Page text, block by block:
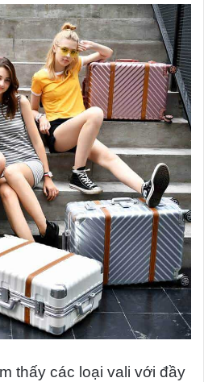
thấy các loại vali với đầy